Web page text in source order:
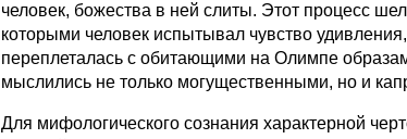
человек, божества в ней слиты. Этот процесс
которыми человек испытывал чувство
переплеталась с обитающими на Олимпе
мыслились не только могущественными, но и
Для мифологического сознания характерной